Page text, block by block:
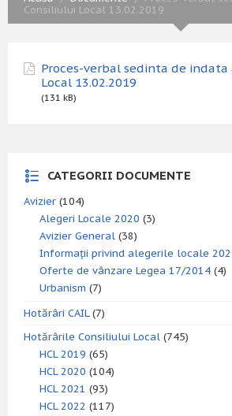
Consiliului Local 13.02.2019
Proces-verbal sedinta de indata
Local 13.02.2019
(131 kB)
CATEGORII DOCUMENTE
Avizier (104)
Alegeri Locale 2020 (3)
Avizier General (38)
Informații privind alegerile locale
Oferte de vânzare Legea 17/2014 (4)
Urbanism (7)
Hotărâri CAIL(7)
Hotărârile Consiliului Local (745)
HCL 2019 (65)
HCL 2020 (104)
HCL 2021 (93)
HCL 2022 (117)